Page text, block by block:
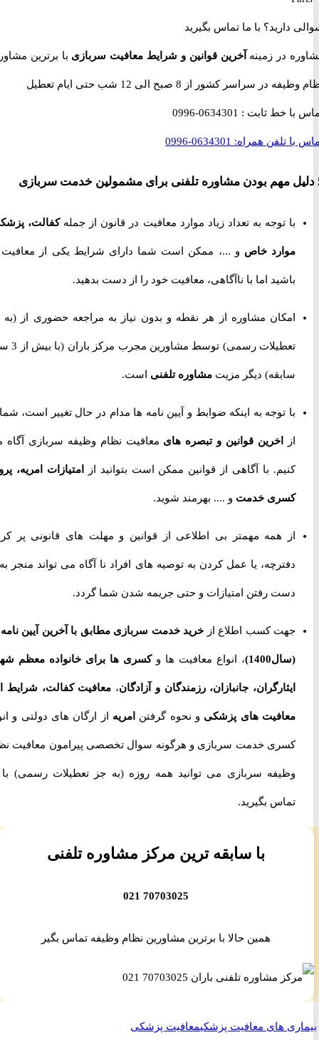
دارید؟ با ما تماس بگیرید
در زمینهآخرین قوانین و شرایط معافیت سربازیبا برترین مشاوران
در سراسر کشور از 8 صبح الی 12 شب حتی ایام تعطیل
با خط ثابت :0634301-0996
تلفن همراه:0634301-0996
با توجه به تعداد زیاد موارد معافیت در قانون از جملهکفالت، پزشکی،
موارد خاصو ...، ممکن است شما دارای شرایط یکی از معافیت ها
باشید اما با ناآگاهی، معافیت خود را از دست بدهید.
امکان مشاوره از هر نقطه و بدون نیاز به مراجعه حضوری از (به جز
تعطیلات رسمی) توسط مشاورین مجرب مرکز باران (با بیش از 3 سال
سابقه) دیگر مزیت مشاوره تلفنیاست.
با توجه به اینکه ضوابط و آیین نامه ها مدام در حال تغییر است، شما را
اخرین قوانین و تبصره هایمعافیت نظام وظیفه سربازی آگاه می
کنیم. با آگاهی از قوانین ممکن است بتوانید ازامتیازات امریه، پروژه
کسری خدمتو .... بهرمند شوید.
از همه مهمتر بی اطلاعی از قوانین و مهلت های قانونی پر کردن
دفترچه، یا عمل کردن به توصیه های افراد نا آگاه می تواند منجر به از
دست رفتن امتیازات و حتی جریمه شدن شما گردد.
جهت کسب اطلاع ازخرید خدمت سربازی مطابق با آخرین آیین نامه ها
(سال1400) ، انواع معافیت ها و کسری ها برای خانواده معظم شهدا،
ایثارگران، جانبازان، رزمندگان و آزادگان،معافیت کفالت، شرایط اخذ
معافیت های پزشکیو نحوه گرفتن امریهاز ارگان های دولتی و انواع
کسری خدمت سربازی و هرگونه سوال تخصصی پیرامون معافیت نظام
وظیفه سربازی می توانید همه روزه (به جز تعطیلات رسمی) با ما
تماس بگیرید.
با سابقه ترین مرکز مشاوره تلفنی
70703025 021
همین حالا با برترین مشاورین نظام وظیفه تماس بگیر
های معافیت پزشکی معافیت پزشکی